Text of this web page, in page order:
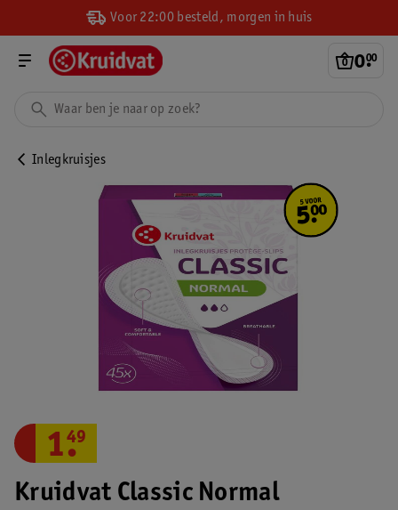
Voor 22:00 besteld, morgen in huis
0.
00
Inlegkruisjes
Kruidvat Classic Normal
1.
49